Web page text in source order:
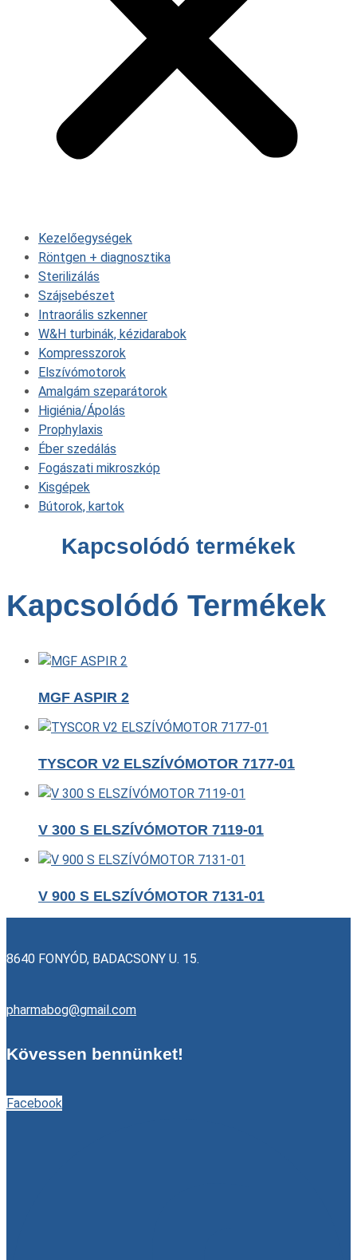
Kezelőegységek
Röntgen + diagnosztika
Sterilizálás
Szájsebészet
Intraorális szkenner
W&H turbinák, kézidarabok
Kompresszorok
Elszívómotorok
Amalgám szeparátorok
Higiénia/Ápolás
Prophylaxis
Éber szedálás
Fogászati mikroszkóp
Kisgépek
Bútorok, kartok
Kapcsolódó termékek
Kapcsolódó Termékek
MGF ASPIR 2
TYSCOR V2 ELSZÍVÓMOTOR 7177-01
V 300 S ELSZÍVÓMOTOR 7119-01
V 900 S ELSZÍVÓMOTOR 7131-01
8640 FONYÓD, BADACSONY U. 15.
pharmabog@gmail.com
Kövessen bennünket!
Facebook